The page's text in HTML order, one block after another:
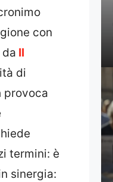
con
Il
di
provoca
termini: è
sinergia: